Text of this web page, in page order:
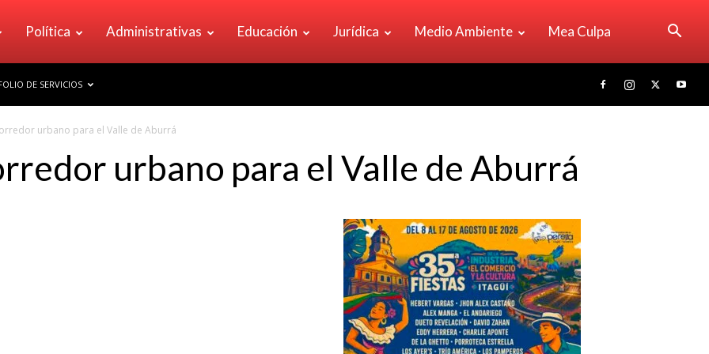
Política Administrativas Educación Jurídica Medio Ambiente Mea Culpa
DE SERVICIOS
urbano para el Valle de Aburrá
urbano para el Valle de Aburrá